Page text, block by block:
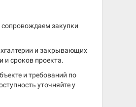
сопровождаем закупки
и закрывающих
и сроков проекта.
и требований по
уточняйте у